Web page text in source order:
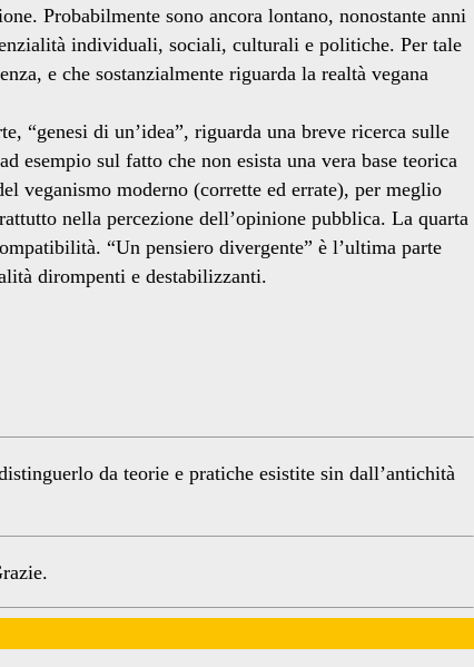
Probabilmente sono ancora lontano, nonostante anni
individuali, sociali, culturali e politiche. Per tale
e che sostanzialmente riguarda la realtà vegana
“genesi di un’idea”, riguarda una breve ricerca sulle
sul fatto che non esista una vera base teorica
veganismo moderno (corrette ed errate), per meglio
nella percezione dell’opinione pubblica. La quarta
“Un pensiero divergente” è l’ultima parte
dirompenti e destabilizzanti.
da teorie e pratiche esistite sin dall’antichità